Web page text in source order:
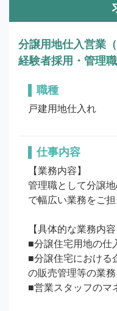
分譲用地仕入営業
経験者採用・管理
職種
戸建用地仕入れ
仕事内容
【業務内容】
管理職として分譲
で幅広い業務をご担
【具体的な業務内容
■分譲住宅用地の仕
■分譲住宅における
の販売管理等の業務
■営業スタッフのマ